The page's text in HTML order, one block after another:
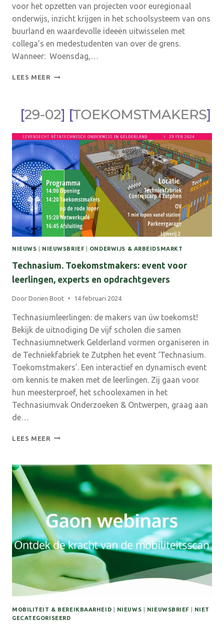
voor het opzetten van projecten voor euregionaal
onderwijs, inzicht krijgen in het schoolsysteem van ons
buurland en waardevolle ideeën uitwisselen met
collega’s en medestudenten van over de grens.
Wanneer: Woensdag,…
LEES MEER SAVE
NETWERKBIJEENKOMST
LEREN
VAN
ELKAAR
IN
BASISONDERWIJS
NIEUWS NIEUWSBRIEF| ONDERWIJS & ARBEIDSMARKT
Technasium. Toekomstmakers: event voor
leerlingen, experts en opdrachtgevers
Door Dorien Boot 14 februari 2024
Technasiumleerlingen: de makers van úw toekomst!
Bekijk de uitnodiging De vijf scholen die samen
Technasiumnetwerk Gelderland vormen organiseren in
de Techniekfabriek te Zutphen het event ‘Technasium.
Toekomstmakers’. Een interactief en dynamisch event
om kennis te maken met de leerlingen. Zij gaan voor
hun meesterproef, het schoolexamen in het
Technasiumvak Onderzoeken & Ontwerpen, graag aan
de…
LEES MEER TECHNASIUM.
VOOR
LEERLINGEN,
EXPERTS
EN
OPDRACHTGEVERS
MOBILITEIT & BEREIKBAARHEID NIEUWS NIEUWSBRIEF
NIET
GECATEGORISEERD